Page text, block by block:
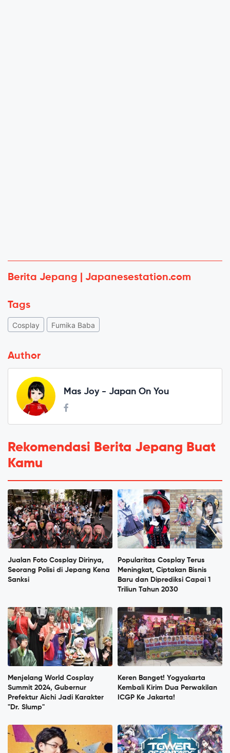
Berita Jepang | Japanesestation.com
Tags
Cosplay Fumika Baba
Author
Mas Joy - Japan On You
Rekomendasi Berita Jepang Buat
Kamu
Jualan Foto Cosplay Dirinya,
Seorang Polisi di Jepang Kena
Sanksi
Popularitas Cosplay Terus
Meningkat, Ciptakan Bisnis
Baru dan Diprediksi Capai 1
Triliun Tahun 2030
Menjelang World Cosplay
Summit 2024, Gubernur
Prefektur Aichi Jadi Karakter
"Dr. Slump"
Keren Banget! Yogyakarta
Kembali Kirim Dua Perwakilan
ICGP Ke Jakarta!